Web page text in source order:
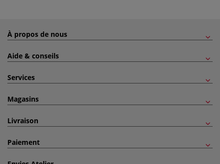
À propos de nous
Aide & conseils
Services
Magasins
Livraison
Paiement